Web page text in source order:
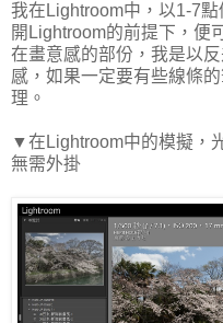
我在Lightroom中，以1-7
開Lightroom的前提下，便
在畫意感的部份，我是以
感，如果一定要有些線條
理。
▼在Lightroom中的模擬，
無需外掛